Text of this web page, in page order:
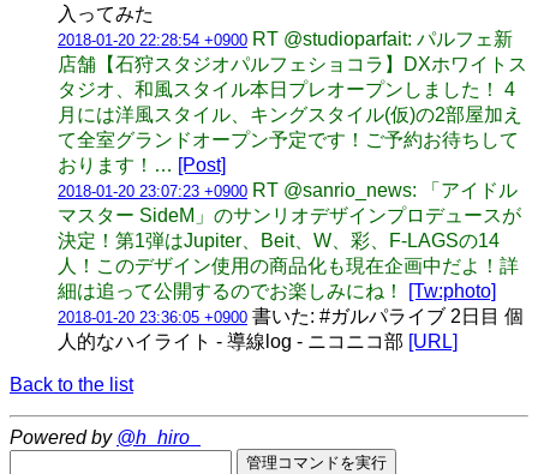
入ってみた
2018-01-20 22:28:54 +0900 RT @studioparfait: パルフェ新
店舗【石狩スタジオパルフェショコラ】DXホワイトス
タジオ、和風スタイル本日プレオープンしました！ 4
月には洋風スタイル、キングスタイル(仮)の2部屋加え
て全室グランドオープン予定です！ご予約お待ちして
おります！… [Post]
2018-01-20 23:07:23 +0900 RT @sanrio_news: 「アイドル
マスター SideM」のサンリオデザインプロデュースが
決定！第1弾はJupiter、Beit、W、彩、F-LAGSの14
人！このデザイン使用の商品化も現在企画中だよ！詳
細は追って公開するのでお楽しみにね！
[Tw:photo]
2018-01-20 23:36:05 +0900 書いた: #ガルパライブ 2日目 個
人的なハイライト - 導線log - ニコニコ部 [URL]
Back to the list
Powered by @h_hiro_